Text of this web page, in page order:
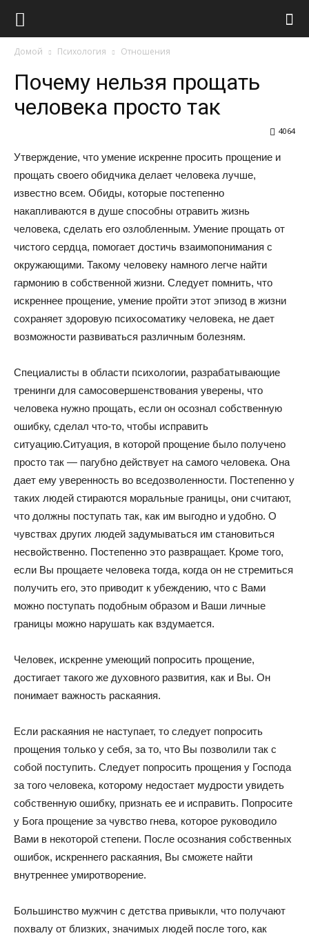
Домой Психология Отношения
Почему нельзя прощать
человека просто так
4064
Утверждение, что умение искренне просить прощение и
прощать своего обидчика делает человека лучше,
известно всем. Обиды, которые постепенно
накапливаются в душе способны отравить жизнь
человека, сделать его озлобленным. Умение прощать от
чистого сердца, помогает достичь взаимопонимания с
окружающими. Такому человеку намного легче найти
гармонию в собственной жизни. Следует помнить, что
искреннее прощение, умение пройти этот эпизод в жизни
сохраняет здоровую психосоматику человека, не дает
возможности развиваться различным болезням.
Специалисты в области психологии, разрабатывающие
тренинги для самосовершенствования уверены, что
человека нужно прощать, если он осознал собственную
ошибку, сделал что-то, чтобы исправить
ситуацию.Ситуация, в которой прощение было получено
просто так — пагубно действует на самого человека. Она
дает ему уверенность во вседозволенности. Постепенно у
таких людей стираются моральные границы, они считают,
что должны поступать так, как им выгодно и удобно. О
чувствах других людей задумываться им становиться
несвойственно. Постепенно это развращает. Кроме того,
если Вы прощаете человека тогда, когда он не стремиться
получить его, это приводит к убеждению, что с Вами
можно поступать подобным образом и Ваши личные
границы можно нарушать как вздумается.
Человек, искренне умеющий попросить прощение,
достигает такого же духовного развития, как и Вы. Он
понимает важность раскаяния.
Если раскаяния не наступает, то следует попросить
прощения только у себя, за то, что Вы позволили так с
собой поступить. Следует попросить прощения у Господа
за того человека, которому недостает мудрости увидеть
собственную ошибку, признать ее и исправить. Попросите
у Бога прощение за чувство гнева, которое руководило
Вами в некоторой степени. После осознания собственных
ошибок, искреннего раскаяния, Вы сможете найти
внутреннее умиротворение.
Большинство мужчин с детства привыкли, что получают
похвалу от близких, значимых людей после того, как